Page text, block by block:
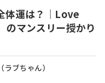
体運は？｜Love
のマンスリー授かり
ブちゃん）